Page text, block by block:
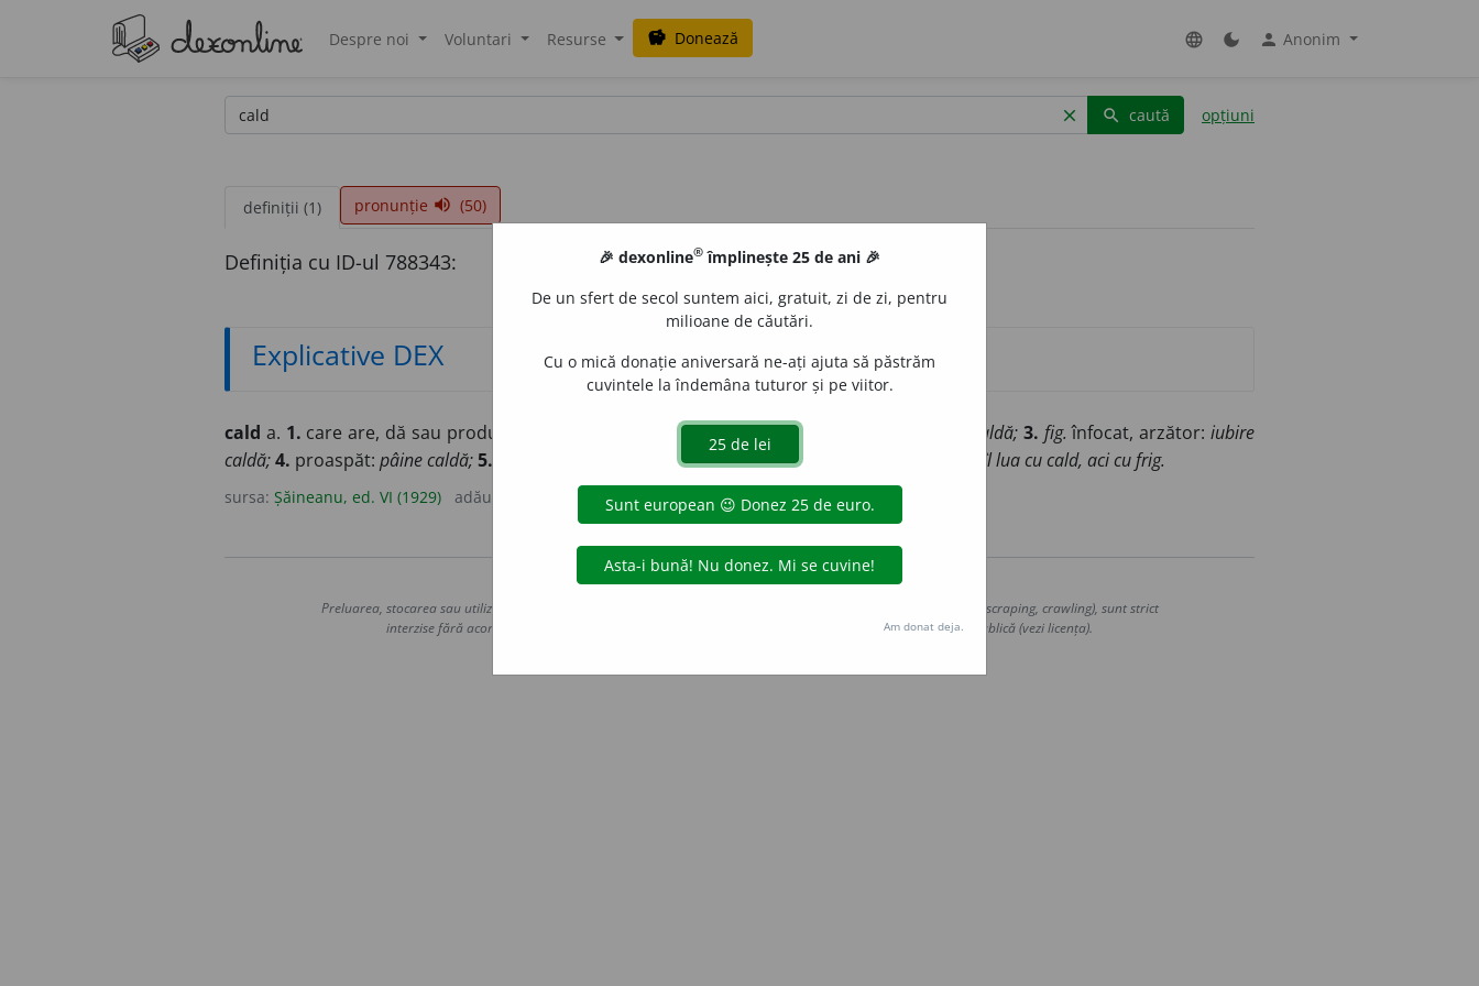
Despre noi Voluntari Resurse savings Donează language dark_mode person Anonim
clear search caută opțiuni
definiții (1) pronunție volume_up (50)
Definiția cu ID-ul 788343:
Explicative DEX
cald a. 1. care are, dă sau produce căldură: focul e cald, apă caldă; 2.care ține cald: haină caldă; 3. fig. înfocat, arzător:iubire
caldă;4. proaspăt: pâine caldă;5. știre caldă.[Lat. CALIDUS]. ║ n. căldură: aci îl lua cu cald, aci cu frig.
sursa: Șăineanu, ed. VI (1929) adăugată de acțiuni
Copyright © 2004-2026 dexonline (https://dexonline.ro)
Preluarea, stocarea sau utilizarea datelor de pe acest site, inclusiv prin orice metode de extragere automată (web scraping, crawling), sunt strict
interzise fără acordul nostru prealabil scris, cu excepția seturilor de date oferite oficial spre utilizare publică (vezi licența).
🎉 dexonline® împlinește 25 de ani 🎉
De un sfert de secol suntem aici, gratuit, zi de zi, pentru
milioane de căutări.
Cu o mică donație aniversară ne-ați ajuta să păstrăm
cuvintele la îndemâna tuturor și pe viitor.
Am donat deja.